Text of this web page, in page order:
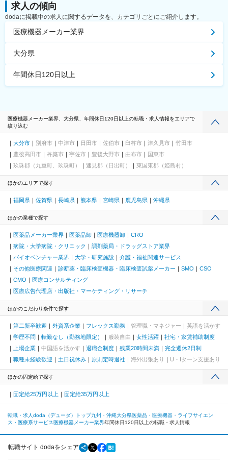
求人の傾向
dodaに掲載中の求人に関するデータを、カテゴリごとにご紹介します。
医療機器メーカー業界
大分県
年間休日120日以上
医療機器メーカー業界、大分県、年間休日120日以上の転職・求人情報をエリアで
絞り込む
大分市 別府市 中津市 日田市 佐伯市 臼杵市 津久見市
竹田市
豊後高田市
杵築市 宇佐市 豊後大野市 由布市
国東市
玖珠郡（九重町、玖珠町）
速見郡（日出町） 東国東郡（姫島村）
ほかのエリアで探す
福岡県 佐賀県 長崎県 熊本県 宮崎県 鹿児島県 沖縄県
ほかの業種で探す
医薬品メーカー業界 医薬品卸 医療機器卸
CRO
病院・大学病院・クリニック
調剤薬局・ドラッグストア業界
バイオベンチャー業界
大学・研究施設
介護・福祉関連サービス
その他医療関連
診断薬・臨床検査機器・臨床検査試薬メーカー SMO
CSO
CMO
医療コンサルティング
医療広告代理店・出版社・マーケティング・リサーチ
ほかのこだわり条件で探す
第二新卒歓迎 外資系企業 フレックス勤務 管理職・マネジャー
英語を活かす
学歴不問
転勤なし（勤務地限定） 服装自由 女性活躍
社宅・家賃補助制度
上場企業
中国語を活かす 退職金制度 残業20時間未満
完全週休2日制
職種未経験歓迎
土日祝休み 原則定時退社 海外出張あり U・Iターン支援あり
ほかの固定給で探す
固定給25万円以上 固定給35万円以上
転職・求人doda（デューダ）トップ九州・沖縄大分県医薬品・医療機器・ライフサイエン
ス・医療系サービス 医療機器メーカー業界年間休日120日以上の転職・求人情報
転職サイト dodaをシェア